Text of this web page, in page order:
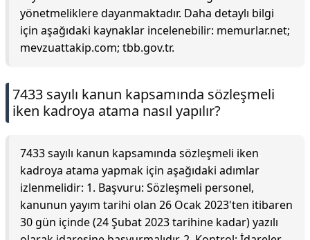
yönetmeliklere dayanmaktadır. Daha detaylı bilgi
için aşağıdaki kaynaklar incelenebilir: memurlar.net;
mevzuattakip.com; tbb.gov.tr.
7433 sayılı kanun kapsamında sözleşmeli
iken kadroya atama nasıl yapılır?
7433 sayılı kanun kapsamında sözleşmeli iken
kadroya atama yapmak için aşağıdaki adımlar
izlenmelidir: 1. Başvuru: Sözleşmeli personel,
kanunun yayım tarihi olan 26 Ocak 2023'ten itibaren
30 gün içinde (24 Şubat 2023 tarihine kadar) yazılı